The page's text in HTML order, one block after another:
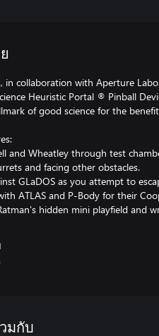
in collaboration with Aperture
Heuristic Portal ® Pinball
of good science for the
and Wheatley through test
and facing other obstacles.
GLaDOS as you attempt to
ATLAS and P-Body for their
hidden mini playfield and
มกับ